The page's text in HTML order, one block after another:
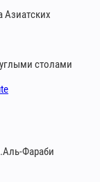
Азиатских
столами
Фараби